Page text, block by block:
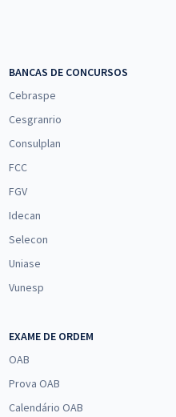
BANCAS DE CONCURSOS
Cebraspe
Cesgranrio
Consulplan
FCC
FGV
Idecan
Selecon
Uniase
Vunesp
EXAME DE ORDEM
OAB
Prova OAB
Calendário OAB